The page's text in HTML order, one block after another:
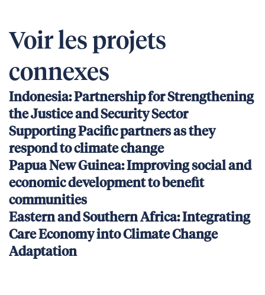
Voir les projets
connexes
Indonesia: Partnership for Strengthening
the Justice and Security Sector
Supporting Pacific partners as they
respond to climate change
Papua New Guinea: Improving social and
economic development to benefit
communities
Eastern and Southern Africa: Integrating
Care Economy into Climate Change
Adaptation